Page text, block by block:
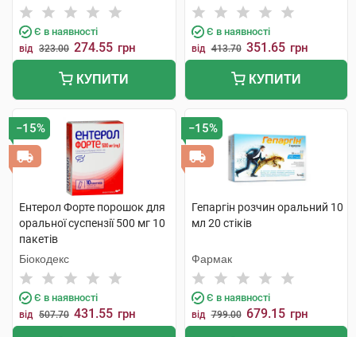
Є в наявності
від 323.00 274.55 грн
КУПИТИ
Є в наявності
від 413.70 351.65 грн
КУПИТИ
−15%
Ентерол Форте порошок для
оральної суспензії 500 мг 10
пакетів
Біокодекс
Є в наявності
від 507.70 431.55 грн
−15%
Гепаргін розчин оральний 10
мл 20 стіків
Фармак
Є в наявності
від 799.00 679.15 грн